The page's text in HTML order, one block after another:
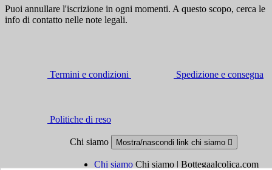
Puoi annullare l'iscrizione in ogni momenti. A questo scopo, cerca le
info di contatto nelle note legali.
Termini e condizioni Spedizione e consegna
Politiche di reso
Chi siamo Mostra/nascondi link chi siamo 
Chi siamo Chi siamo | Bottegaalcolica.com